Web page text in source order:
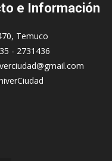
e Información
Temuco
- 2731436